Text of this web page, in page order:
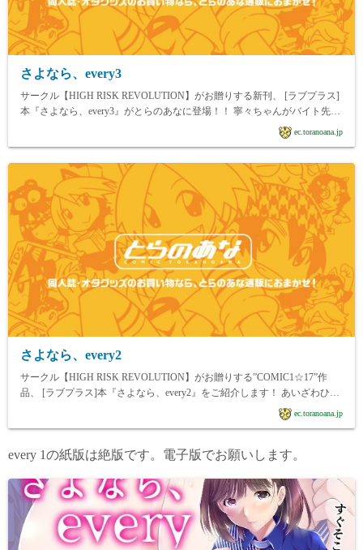
さよなら、every3
サークル【HIGH RISK REVOLUTION】がお贈りする新刊、 [ラブプラス]
本『さよなら、every3』がとらのあなに登場！！ 寧々ちゃんがバイト先の
ec.toranoana.jp
さよなら、every2
サークル【HIGH RISK REVOLUTION】がお贈りする”COMIC1☆17”作
品、 [ラブプラス]本『さよなら、every2』をご紹介します！ あいざわひろ
ec.toranoana.jp
every 1の紙版は絶版です。電子版でお願いします。